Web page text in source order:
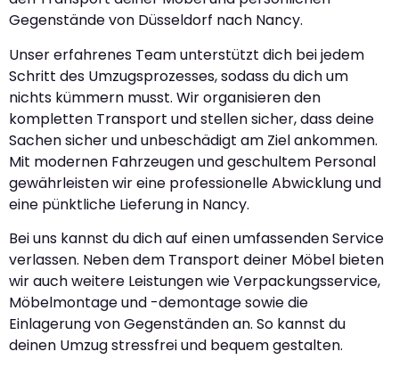
Gegenstände von Düsseldorf nach Nancy.
Unser erfahrenes Team unterstützt dich bei jedem
Schritt des Umzugsprozesses, sodass du dich um
nichts kümmern musst. Wir organisieren den
kompletten Transport und stellen sicher, dass deine
Sachen sicher und unbeschädigt am Ziel ankommen.
Mit modernen Fahrzeugen und geschultem Personal
gewährleisten wir eine professionelle Abwicklung und
eine pünktliche Lieferung in Nancy.
Bei uns kannst du dich auf einen umfassenden Service
verlassen. Neben dem Transport deiner Möbel bieten
wir auch weitere Leistungen wie Verpackungsservice,
Möbelmontage und -demontage sowie die
Einlagerung von Gegenständen an. So kannst du
deinen Umzug stressfrei und bequem gestalten.